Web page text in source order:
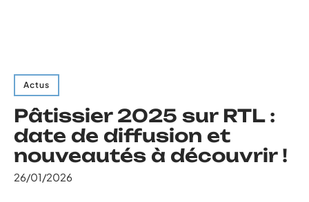
Actus
Pâtissier 2025 sur RTL :
date de diffusion et
nouveautés à découvrir !
26/01/2026